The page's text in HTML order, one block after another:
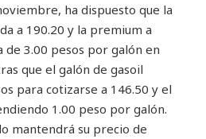
ha dispuesto que la
a 190.20 y la premium a
de 3.00 pesos por galón en
que el galón de gasoil
para cotizarse a 146.50 y el
1.00 peso por galón.
mantendrá su precio de